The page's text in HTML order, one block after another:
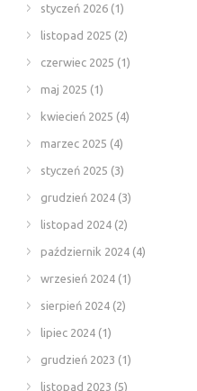
styczeń 2026 (1)
listopad 2025 (2)
czerwiec 2025 (1)
maj 2025 (1)
kwiecień 2025 (4)
marzec 2025 (4)
styczeń 2025 (3)
grudzień 2024 (3)
listopad 2024 (2)
październik 2024 (4)
wrzesień 2024 (1)
sierpień 2024 (2)
lipiec 2024 (1)
grudzień 2023 (1)
listopad 2023 (5)